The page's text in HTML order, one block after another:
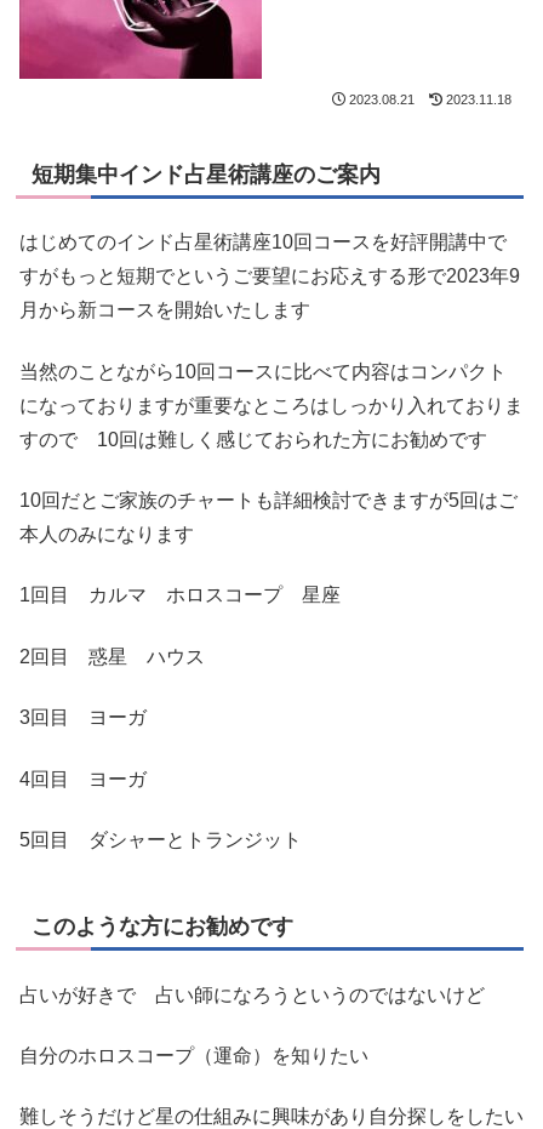
2023.08.21 2023.11.18
短期集中インド占星術講座のご案内
はじめてのインド占星術講座10回コースを好評開講中で
すがもっと短期でというご要望にお応えする形で2023年9
月から新コースを開始いたします
当然のことながら10回コースに比べて内容はコンパクト
になっておりますが重要なところはしっかり入れておりま
すので 10回は難しく感じておられた方にお勧めです
10回だとご家族のチャートも詳細検討できますが5回はご
本人のみになります
1回目 カルマ ホロスコープ 星座
2回目 惑星 ハウス
3回目 ヨーガ
4回目 ヨーガ
5回目 ダシャーとトランジット
このような方にお勧めです
占いが好きで 占い師になろうというのではないけど
自分のホロスコープ（運命）を知りたい
難しそうだけど星の仕組みに興味があり自分探しをしたい